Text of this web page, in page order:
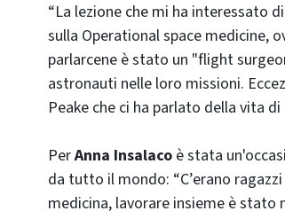
“La lezione che mi ha interessato
sulla Operational space medicine,
parlarcene è stato un "flight
astronauti nelle loro missioni.
Peake che ci ha parlato della vita
PerAnna Insalaco è stata
da tutto il mondo: “C’erano
medicina, lavorare insieme è